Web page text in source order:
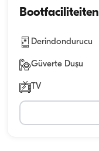
Bootfaciliteiten
Derindondurucu
Güverte Duşu
TV